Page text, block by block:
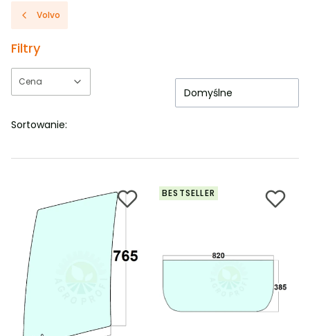
Volvo
Filtry
Cena
Sortowanie:
Domyślne
BESTSELLER